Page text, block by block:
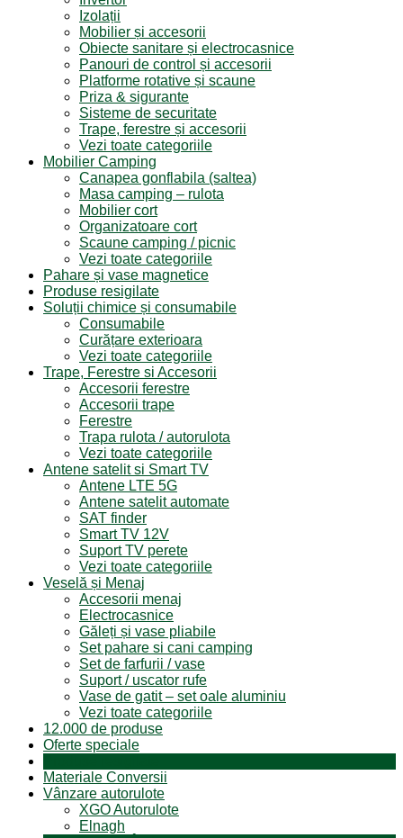
Izolații
Mobilier și accesorii
Obiecte sanitare și electrocasnice
Panouri de control și accesorii
Platforme rotative și scaune
Priza & sigurante
Sisteme de securitate
Trape, ferestre și accesorii
Vezi toate categoriile
Mobilier Camping
Canapea gonflabila (saltea)
Masa camping – rulota
Mobilier cort
Organizatoare cort
Scaune camping / picnic
Vezi toate categoriile
Pahare și vase magnetice
Produse resigilate
Soluții chimice și consumabile
Consumabile
Curățare exterioara
Vezi toate categoriile
Trape, Ferestre si Accesorii
Accesorii ferestre
Accesorii trape
Ferestre
Trapa rulota / autorulota
Vezi toate categoriile
Antene satelit si Smart TV
Antene LTE 5G
Antene satelit automate
SAT finder
Smart TV 12V
Suport TV perete
Vezi toate categoriile
Veselă și Menaj
Accesorii menaj
Electrocasnice
Găleți și vase pliabile
Set pahare si cani camping
Set de farfurii / vase
Suport / uscator rufe
Vase de gatit – set oale aluminiu
Vezi toate categoriile
12.000 de produse
Oferte speciale
Materiale Conversii
Vânzare autorulote
XGO Autorulote
Elnagh